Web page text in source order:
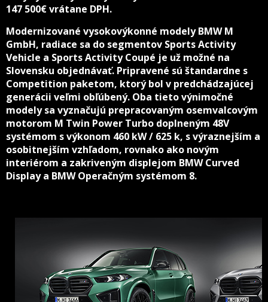
147 500€ vrátane DPH.
Modernizované vysokovýkonné modely BMW M
GmbH, radiace sa do segmentov Sports Activity
Vehicle a Sports Activity Coupé je už možné na
Slovensku objednávať. Pripravené sú štandardne s
Competition paketom, ktorý bol v predchádzajúcej
generácii veľmi obľúbený. Oba tieto výnimočné
modely sa vyznačujú prepracovaným osemvalcovým
motorom M Twin Power Turbo doplneným 48V
systémom s výkonom 460 kW / 625 k, s výraznejším a
osobitnejším vzhľadom, rovnako ako novým
interiérom a zakriveným displejom BMW Curved
Display a BMW Operačným systémom 8.